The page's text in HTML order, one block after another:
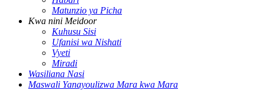
Matunzio ya Picha
Kwa nini Meidoor
Kuhusu Sisi
Ufanisi wa Nishati
Vyeti
Miradi
Wasiliana Nasi
Maswali Yanayoulizwa Mara kwa Mara